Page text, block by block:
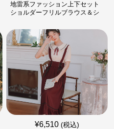
地雷系ファッション上下セット
ショルダーフリルブラウス＆シ
¥6,510 (税込)